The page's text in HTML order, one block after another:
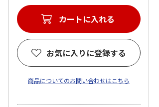
カートに入れる
お気に入りに登録する
商品についてのお問い合わせはこちら